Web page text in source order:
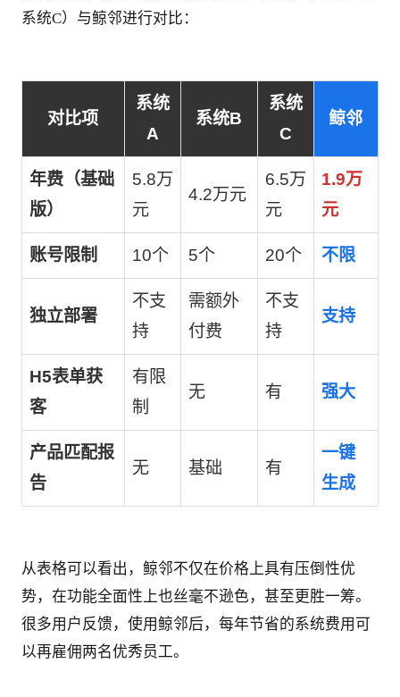
系统C）与鲸邻进行对比：
对比项
系统
A
系统B
系统
C
鲸邻
年费（基础
版）
5.8万
元
4.2万元
6.5万
元
1.9万
元
账号限制 10个 5个 20个 不限
独立部署
不支
持
需额外
付费
不支
持
支持
H5表单获
客
有限
制
无 有 强大
产品匹配报
告
无 基础 有
一键
生成
从表格可以看出，鲸邻不仅在价格上具有压倒性优
势，在功能全面性上也丝毫不逊色，甚至更胜一筹。
很多用户反馈，使用鲸邻后，每年节省的系统费用可
以再雇佣两名优秀员工。